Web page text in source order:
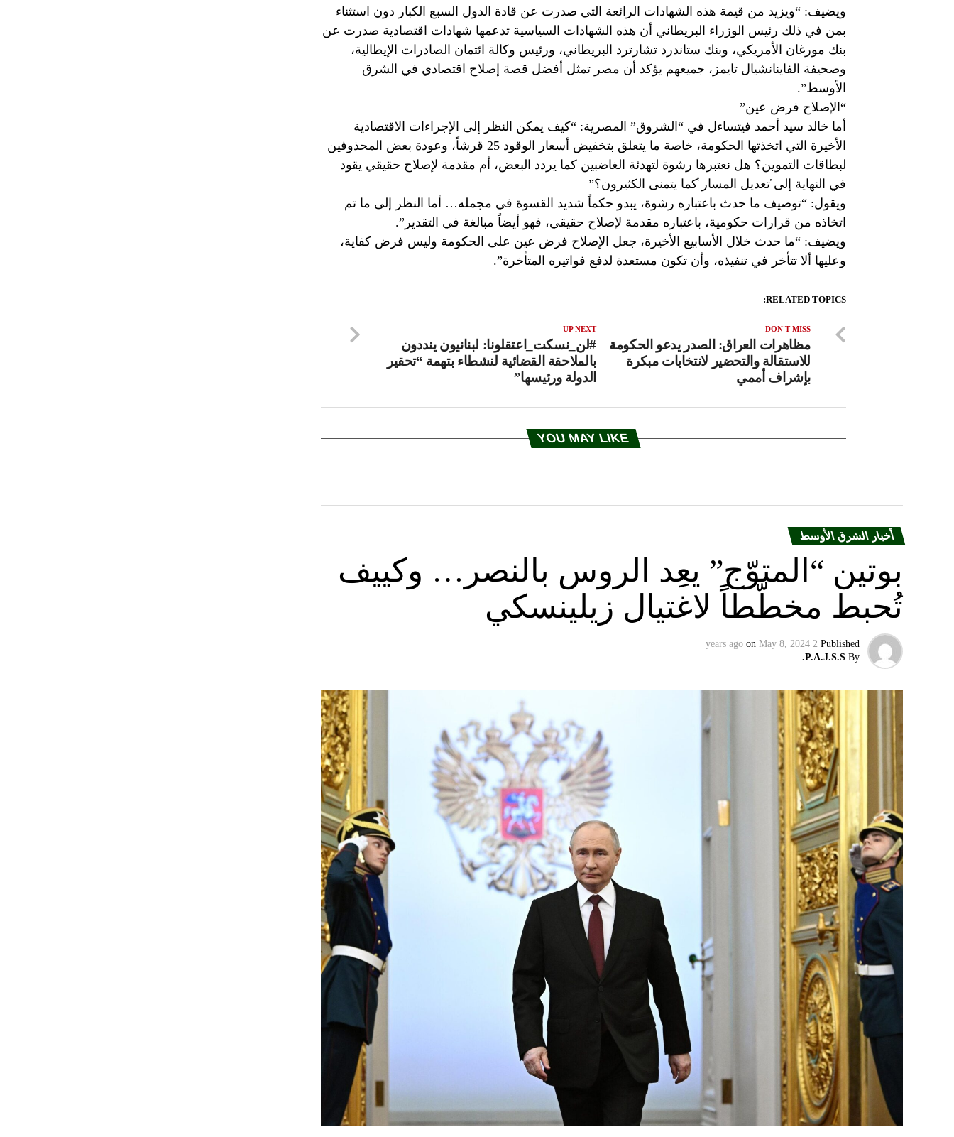
ويضيف: “ويزيد من قيمة هذه الشهادات الرائعة التي صدرت عن قادة الدول السبع الكبار دون استثناء
بمن في ذلك رئيس الوزراء البريطاني أن هذه الشهادات السياسية تدعمها شهادات اقتصادية صدرت عن
بنك مورغان الأمريكي، وبنك ستاندرد تشارترد البريطاني، ورئيس وكالة ائتمان الصادرات الإيطالية،
وصحيفة الفاينانشيال تايمز، جميعهم يؤكد أن مصر تمثل أفضل قصة إصلاح اقتصادي في الشرق
الأوسط”.
“الإصلاح فرض عين”
أما خالد سيد أحمد فيتساءل في “الشروق” المصرية: “كيف يمكن النظر إلى الإجراءات الاقتصادية
الأخيرة التي اتخذتها الحكومة، خاصة ما يتعلق بتخفيض أسعار الوقود 25 قرشاً، وعودة بعض المحذوفين
لبطاقات التموين؟ هل نعتبرها رشوة لتهدئة الغاضبين كما يردد البعض، أم مقدمة لإصلاح حقيقي يقود
في النهاية إلى ̕تعديل المسار̔ كما يتمنى الكثيرون؟”
ويقول: “توصيف ما حدث باعتباره رشوة، يبدو حكماً شديد القسوة في مجمله… أما النظر إلى ما تم
اتخاذه من قرارات حكومية، باعتباره مقدمة لإصلاح حقيقي، فهو أيضاً مبالغة في التقدير”.
ويضيف: “ما حدث خلال الأسابيع الأخيرة، جعل الإصلاح فرض عين على الحكومة وليس فرض كفاية،
وعليها ألا تتأخر في تنفيذه، وأن تكون مستعدة لدفع فواتيره المتأخرة”.
RELATED TOPICS:
UP NEXT
#لن_نسكت_اعتقلونا: لبنانيون ينددون
بالملاحقة القضائية لنشطاء بتهمة “تحقير
الدولة ورئيسها”
DON'T MISS
مظاهرات العراق: الصدر يدعو الحكومة
للاستقالة والتحضير لانتخابات مبكرة
بإشراف أممي
YOU MAY LIKE
أخبار الشرق الأوسط
بوتين “المتوّج” يعِد الروس بالنصر… وكييف
تُحبط مخطّطاً لاغتيال زيلينسكي
Published
2 years ago
on May 8, 2024
By
P.A.J.S.S.